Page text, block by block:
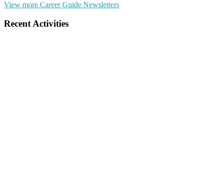
View more Career Guide Newsletters
Recent Activities